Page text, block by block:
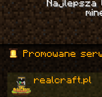
Najlepsza
Promowane
realcraft.pl